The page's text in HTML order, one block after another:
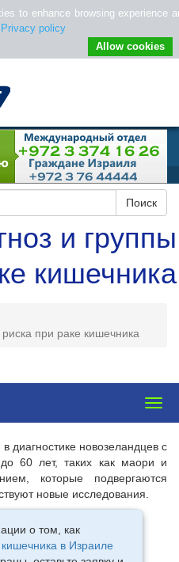
и группы
кишечника
при раке кишечника
диагностике новозеландцев с
60 лет, таких как маори и
которые подвергаются
новые исследования.
о том, как
в Израиле
to enhance browsing experience
Privacy policy
Allow cookies